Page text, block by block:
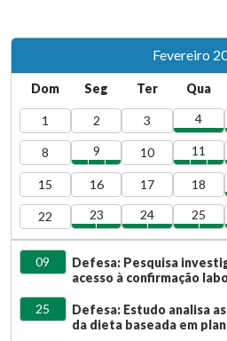
28
Defesa: Cobertura
Legal Brasileira é tema
23
Defesa: Pesquisa
Fevereiro
Dom Seg Ter Qua
1 2 3 4
8 9 10 11
15 16 17 18
22 23 24 25
09
Defesa: Pesquisa
acesso à confirmação
25
Defesa: Estudo analisa
da dieta baseada em